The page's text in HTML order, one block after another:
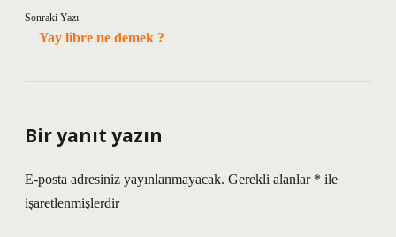
Sonraki Yazı
Yay libre ne demek ?
Bir yanıt yazın
E-posta adresiniz yayınlanmayacak. Gerekli alanlar * ile
işaretlenmişlerdir